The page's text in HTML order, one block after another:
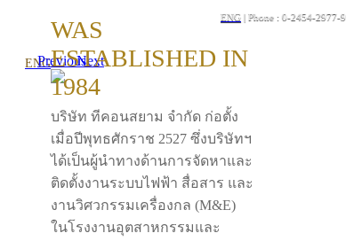
ENG | Phone : 0-2454-2977-9
ENGPreviousNext
WAS
ESTABLISHED IN
1984
บริษัท ทีคอนสยาม จำกัด ก่อตั้ง
เมื่อปีพุทธศักราช 2527 ซึ่งบริษัทฯ
ได้เป็นผู้นำทางด้านการจัดหาและ
ติดตั้งงานระบบไฟฟ้า สื่อสาร และ
งานวิศวกรรมเครื่องกล (M&E)
ในโรงงานอุตสาหกรรมและ